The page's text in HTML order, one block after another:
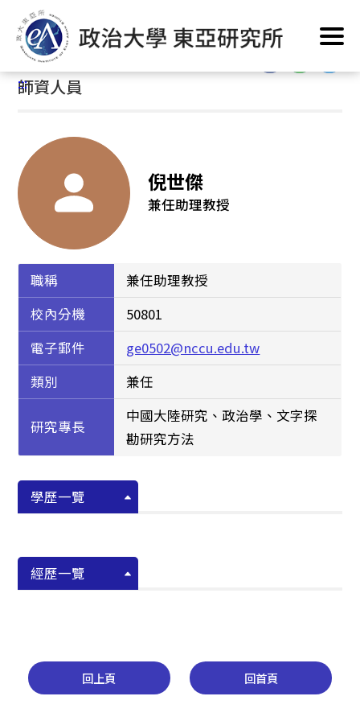
到
要
內
首頁/
:::
:::
師資人員
倪世傑
兼任助理教授
職稱
兼任助理教授
校內分機
50801
電子郵件
ge0502@nccu.edu.tw
類別
兼任
研究專長
中國大陸研究、政治學、文字探
勘研究方法
學歷一覽
經歷一覽
回上頁 回首頁